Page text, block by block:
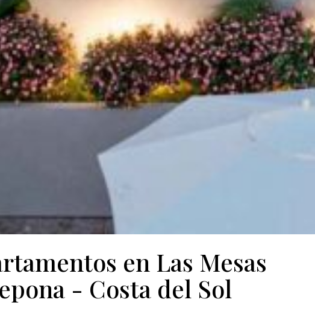
en Las Mesas
- Costa del Sol